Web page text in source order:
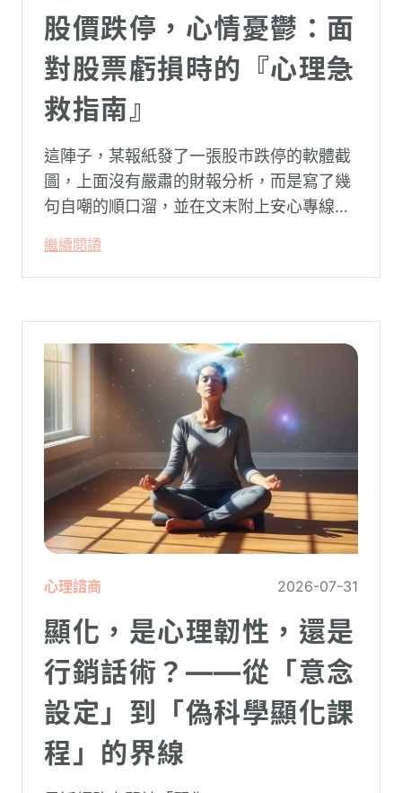
股價跌停，心情憂鬱：面
對股票虧損時的『心理急
救指南』
這陣子，某報紙發了一張股市跌停的軟體截
圖，上面沒有嚴肅的財報分析，而是寫了幾
句自嘲的順口溜，並在文末附上安心專線與
被廣泛轉載。對許多投資人而言，螢幕上下
跌的數字背後，實質連結的是個人的財務壓
繼續閱讀
心理諮商 2026-07-31
顯化，是心理韌性，還是
行銷話術？——從「意念
設定」到「偽科學顯化課
程」的界線